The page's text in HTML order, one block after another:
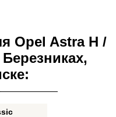
Opel Astra H /